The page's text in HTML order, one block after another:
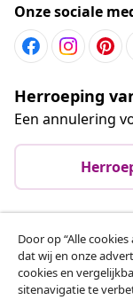
Onze sociale
Herroeping
Een annulering
Klantenservice
Zakelijk
Door op “Alle
dat wij en onze
cookies en
sitenavigatie te